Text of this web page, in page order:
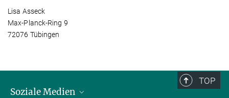
Lisa Asseck
Max-Planck-Ring 9
72076 Tübingen
TOP
Soziale Medien